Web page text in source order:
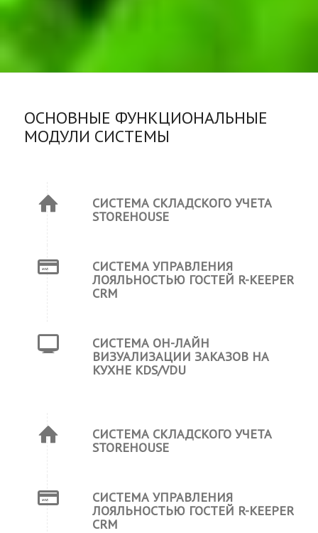
ОСНОВНЫЕ ФУНКЦИОНАЛЬНЫЕ
МОДУЛИ СИСТЕМЫ
СИСТЕМА СКЛАДСКОГО УЧЕТА
STOREHOUSE
СИСТЕМА УПРАВЛЕНИЯ
ЛОЯЛЬНОСТЬЮ ГОСТЕЙ R-KEEPER
CRM
СИСТЕМА ОН-ЛАЙН
ВИЗУАЛИЗАЦИИ ЗАКАЗОВ НА
КУХНЕ KDS/VDU
СИСТЕМА СКЛАДСКОГО УЧЕТА
STOREHOUSE
СИСТЕМА УПРАВЛЕНИЯ
ЛОЯЛЬНОСТЬЮ ГОСТЕЙ R-KEEPER
CRM